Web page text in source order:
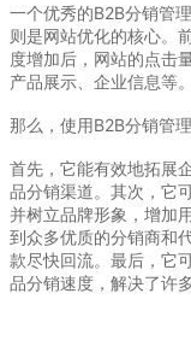
一个优秀的B2B分销管
则是网站优化的核心。
度增加后，网站的点击
产品展示、企业信息等。
那么，使用B2B分销管
首先，它能有效地拓展
品分销渠道。其次，它
并树立品牌形象，增加
到众多优质的分销商和
款尽快回流。最后，它
品分销速度，解决了许